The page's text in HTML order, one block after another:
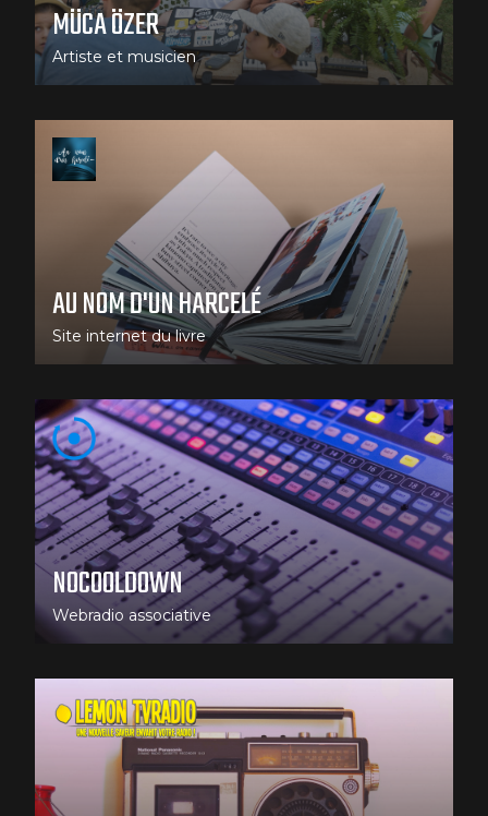
MÜCA ÖZER
Artiste et musicien
AU NOM D'UN HARCELÉ
Site internet du livre
NOCOOLDOWN
Webradio associative